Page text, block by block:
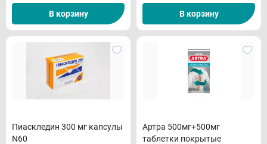
В корзину В корзину
Пиаскледин 300 мг капсулы
N60
Артра 500мг+500мг
таблетки покрытые